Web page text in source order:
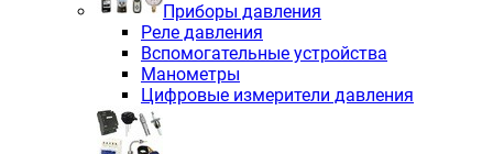
Приборы давления
Реле давления
Вспомогательные устройства
Манометры
Цифровые измерители давления